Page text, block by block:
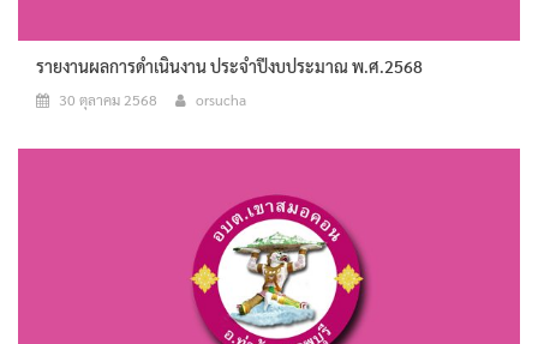
รายงานผลการดำเนินงาน ประจำปีงบประมาณ พ.ศ.2568
30 ตุลาคม 2568 orsucha